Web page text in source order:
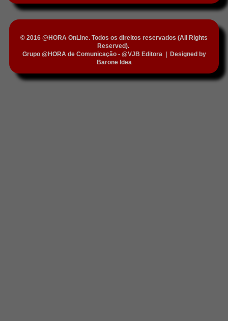
© 2016 @HORA OnLine. Todos os direitos reservados (All Rights
Reserved).
Grupo @HORA de Comunicação - @VJB Editora|
Designed by
Barone Idea